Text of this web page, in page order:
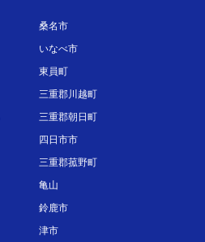
桑名市
いなべ市
東員町
三重郡川越町
三重郡朝日町
四日市市
三重郡菰野町
亀山
鈴鹿市
津市